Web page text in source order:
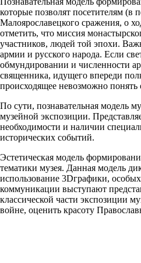
которые позволят посетителям
Малоярославецкого сражения, о
отметить, что миссия
участников, людей той эпохи.
армии и русского народа. Если
обмундировании и численности
священника, идущего впереди
происходящее невозможно
По сути, познавательная модель
музейной экспозиции.
необходимости и наличии
исторических событий.
Эстетическая модель
тематики музея. Данная модель
использование 3Dграфики,
коммуникации выступают
классической части экспозиции
войне, оценить красоту